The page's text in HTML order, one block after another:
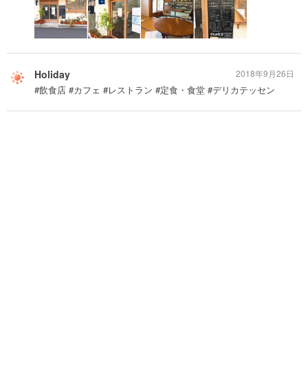
Holiday
#飲食店 #カフェ #レストラン #定食・食堂 #デリカテッセン
2018年9月26日